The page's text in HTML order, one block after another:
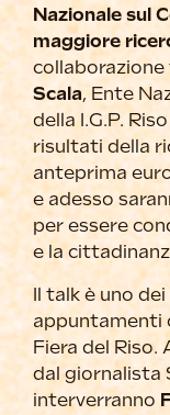
Nazionale sul
maggiore
collaborazione
Scala, Ente
della I.G.P.
risultati della
anteprima
e adesso
per essere
e la
Il talk è uno
appuntamenti
Fiera del Riso.
dal giornalista
interverranno